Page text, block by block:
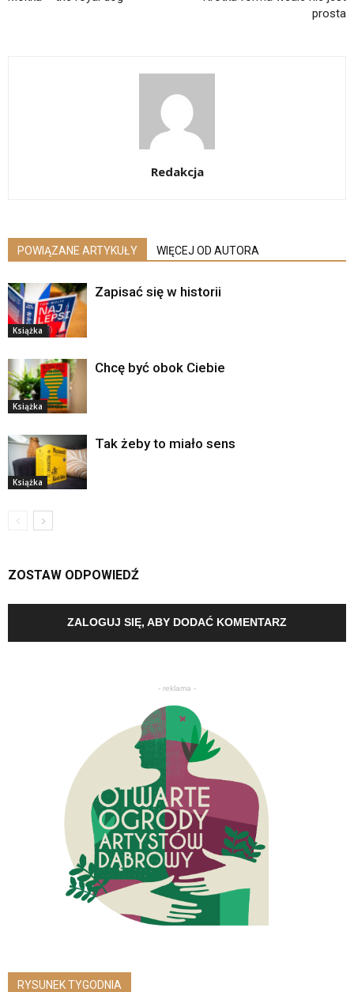
prosta
Redakcja
POWIĄZANE ARTYKUŁY WIĘCEJ OD AUTORA
Książka
Zapisać się w historii
Książka
Chcę być obok Ciebie
Książka
Tak żeby to miało sens
ZOSTAW ODPOWIEDŹ
ZALOGUJ SIĘ, ABY DODAĆ KOMENTARZ
- reklama -
RYSUNEK TYGODNIA